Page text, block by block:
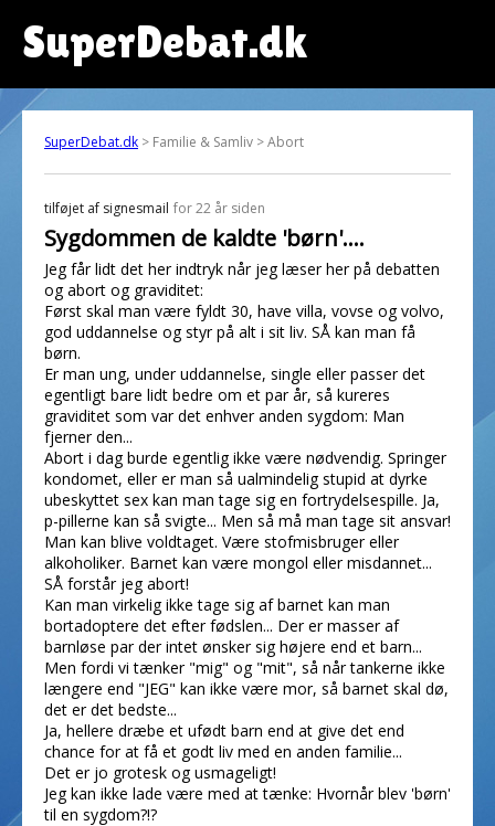
SuperDebat.dk
SuperDebat.dk > Familie & Samliv > Abort
tilføjet af signesmail for 22 år siden
Sygdommen de kaldte 'børn'....
Jeg får lidt det her indtryk når jeg læser her på debatten
og abort og graviditet:
Først skal man være fyldt 30, have villa, vovse og volvo,
god uddannelse og styr på alt i sit liv. SÅ kan man få
børn.
Er man ung, under uddannelse, single eller passer det
egentligt bare lidt bedre om et par år, så kureres
graviditet som var det enhver anden sygdom: Man
fjerner den...
Abort i dag burde egentlig ikke være nødvendig. Springer
kondomet, eller er man så ualmindelig stupid at dyrke
ubeskyttet sex kan man tage sig en fortrydelsespille. Ja,
p-pillerne kan så svigte... Men så må man tage sit ansvar!
Man kan blive voldtaget. Være stofmisbruger eller
alkoholiker. Barnet kan være mongol eller misdannet...
SÅ forstår jeg abort!
Kan man virkelig ikke tage sig af barnet kan man
bortadoptere det efter fødslen... Der er masser af
barnløse par der intet ønsker sig højere end et barn...
Men fordi vi tænker "mig" og "mit", så når tankerne ikke
længere end "JEG" kan ikke være mor, så barnet skal dø,
det er det bedste...
Ja, hellere dræbe et ufødt barn end at give det end
chance for at få et godt liv med en anden familie...
Det er jo grotesk og usmageligt!
Jeg kan ikke lade være med at tænke: Hvornår blev 'børn'
til en sygdom?!?